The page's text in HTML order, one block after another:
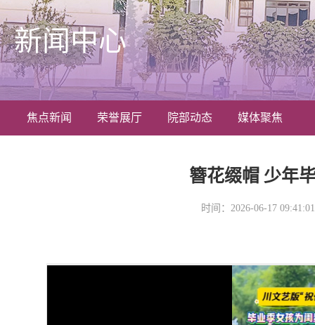
焦点新闻 荣誉展厅 院部动态 媒体聚焦
新闻中心
簪花缀帽 少年
时间：2026-06-17